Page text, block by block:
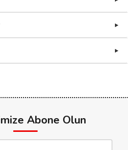
Abone Olun